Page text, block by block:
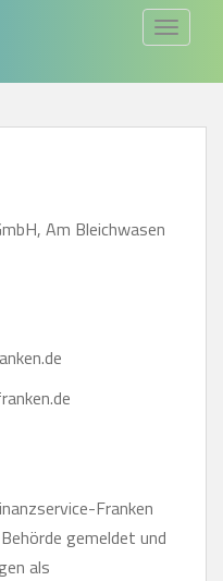
Am Bleichwasen
Franken
gemeldet und
als